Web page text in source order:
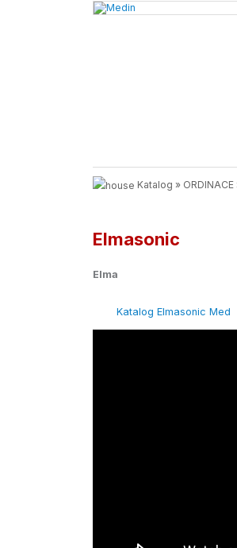
Katalog » ORDINACE
Elmasonic
Elma
Katalog Elmasonic Med